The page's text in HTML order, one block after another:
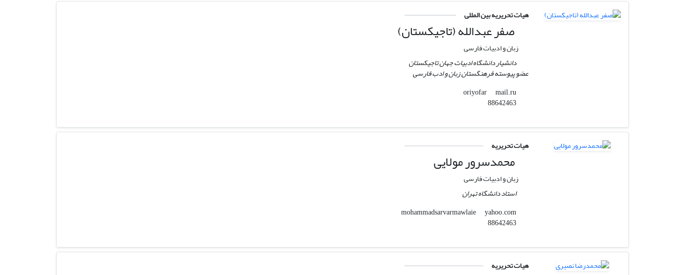
هیات تحریریه بین المللی
صفر عبدالله (تاجیکستان)
زبان و ادبیات فارسی
دانشیار دانشگاه ادبیات جهان تاجیکستان
عضو پیوسته فرهنگستان زبان و ادب فارسی
mail.ru
هیات تحریریه
محمدسرور مولایی
زبان و ادبیات فارسی
استاد دانشگاه تهران
yahoo.com
هیات تحریریه